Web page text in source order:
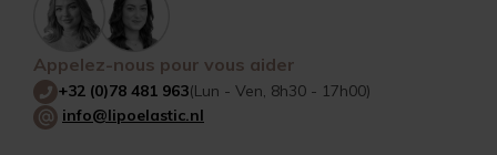
Appelez-nous pour vous aider
+32 (0)78 481 963(Lun - Ven, 8h30 - 17h00)
info@lipoelastic.nl